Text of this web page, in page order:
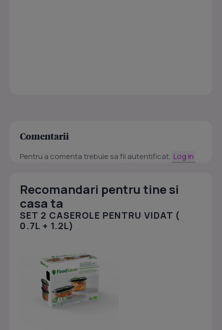
Comentarii
Pentru a comenta trebuie sa fii autentificat. Log in
Recomandari pentru tine si
casa ta
SET 2 CASEROLE PENTRU VIDAT (
0.7L + 1.2L)